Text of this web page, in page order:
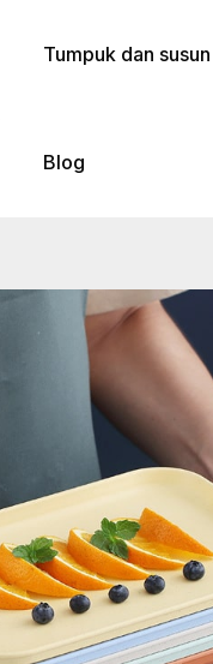
Tumpuk dan
Blog